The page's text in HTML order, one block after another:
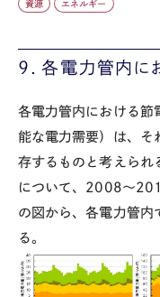
資源 エネルギー
9．各電力管内に
各電力管内における節
能な電力需要）は、そ
存するものと考えられ
について、2008～
の図から、各電力管内
る。